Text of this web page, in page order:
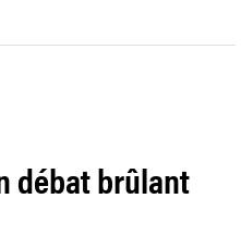
débat brûlant